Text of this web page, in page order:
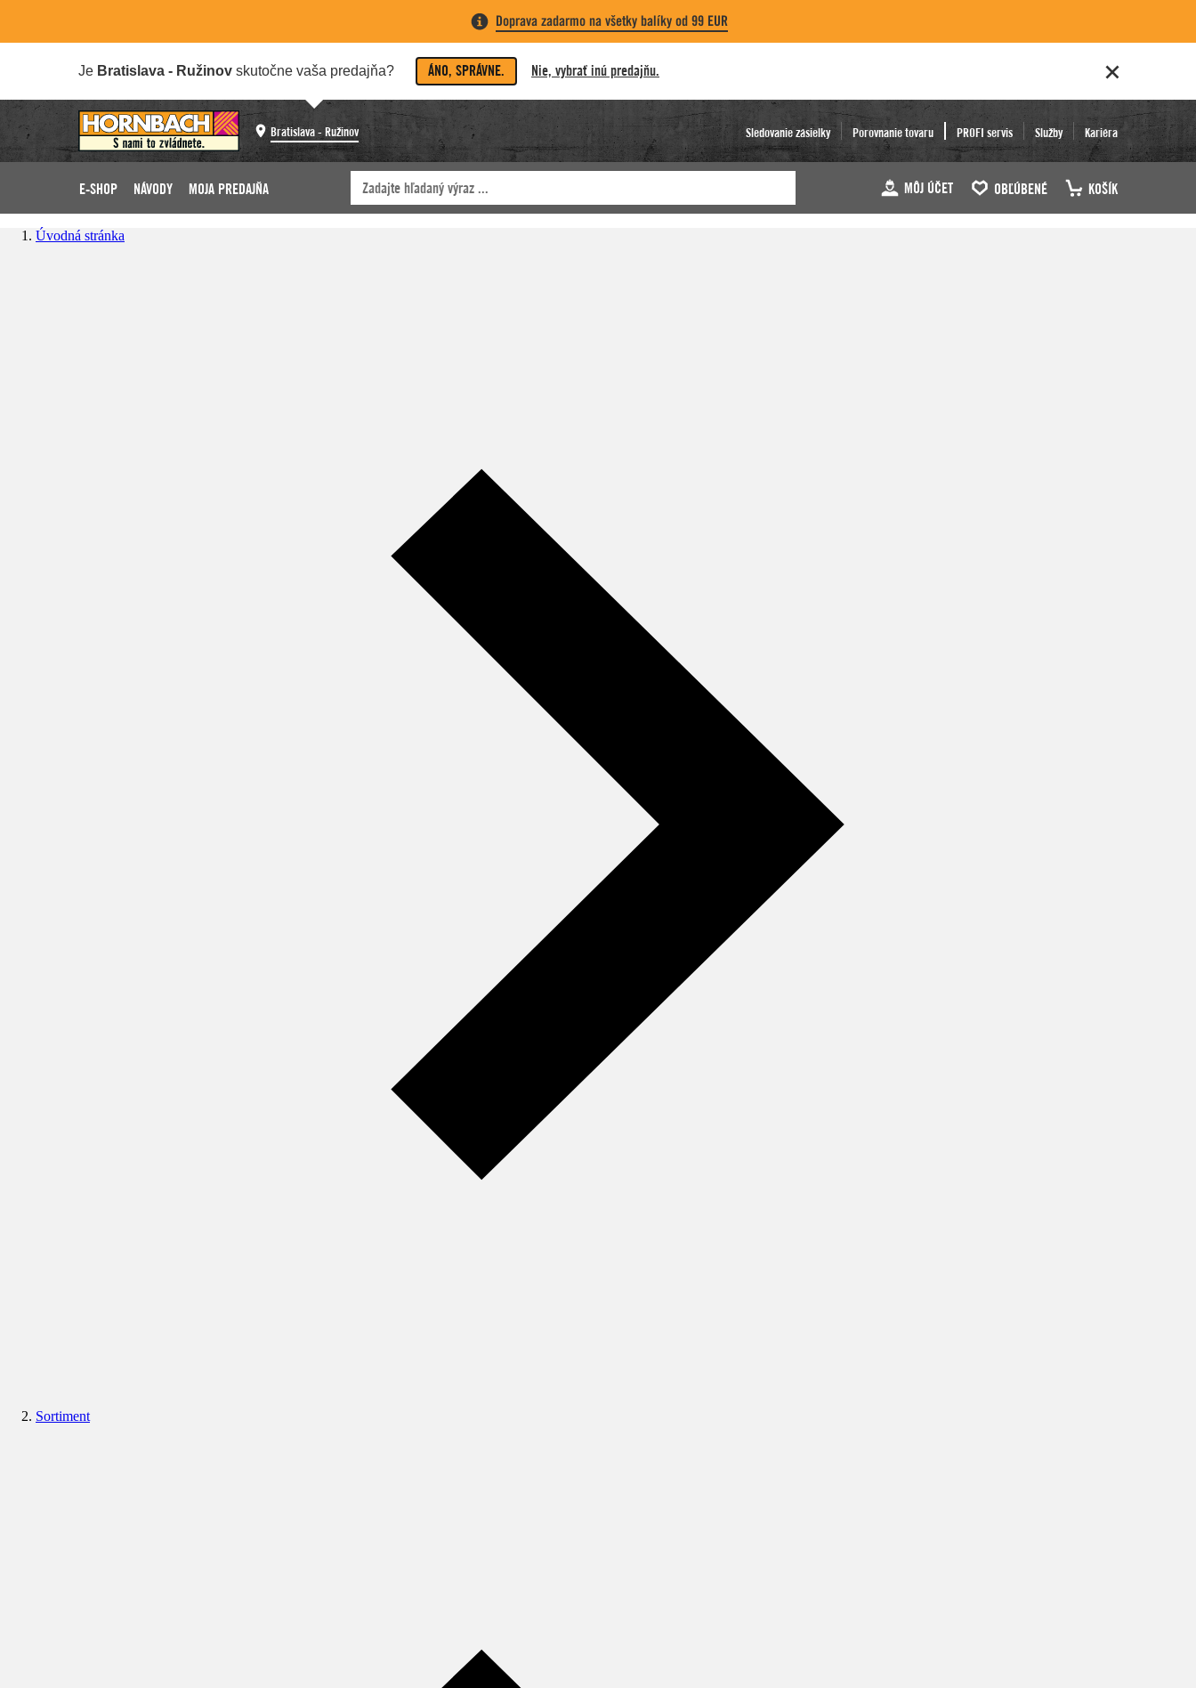
Doprava zadarmo na všetky balíky od 99 EUR
Je Bratislava - Ružinov skutočne vaša predajňa? ÁNO, SPRÁVNE. Nie, vybrať inú predajňu.
Bratislava - Ružinov Sledovanie zásielky Porovnanie tovaru PROFI servis Služby Kariéra
E-SHOP NÁVODY MOJA PREDAJŇA MÔJ ÚČET OBĽÚBENÉ KOŠÍK
Úvodná stránka
Sortiment